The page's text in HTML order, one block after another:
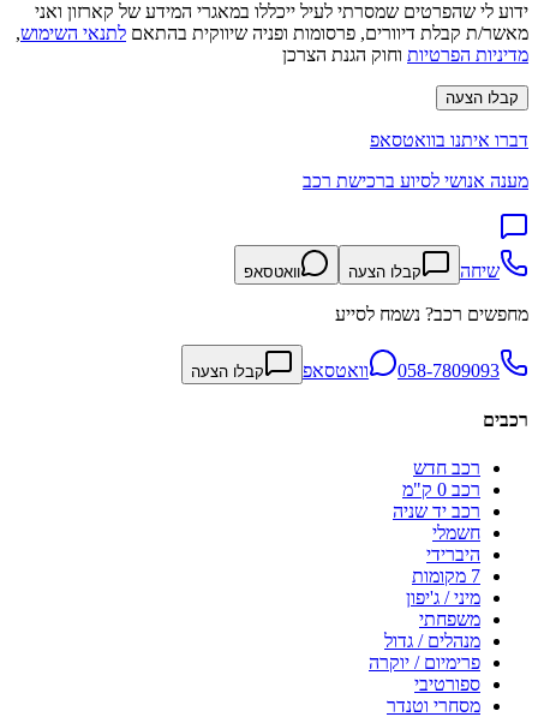
ידוע לי שהפרטים שמסרתי לעיל ייכללו במאגרי המידע של קארזון ואני
מאשר/ת קבלת דיוורים, פרסומות ופניה שיווקית בהתאם לתנאי השימוש,
מדיניות הפרטיות וחוק הגנת הצרכן
קבלו הצעה
דברו איתנו בוואטסאפ
מענה אנושי לסיוע ברכישת רכב
שיחה קבלו הצעה וואטסאפ
מחפשים רכב? נשמח לסייע
058-7809093 וואטסאפ קבלו הצעה
רכבים
רכב חדש
רכב 0 ק"מ
רכב יד שניה
חשמלי
היברידי
7 מקומות
מיני / ג'יפון
משפחתי
מנהלים / גדול
פרימיום / יוקרה
ספורטיבי
מסחרי וטנדר